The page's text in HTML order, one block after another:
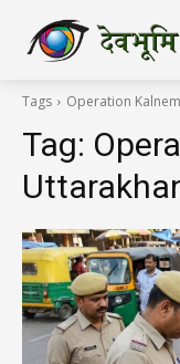
Tags Operation
Tag: